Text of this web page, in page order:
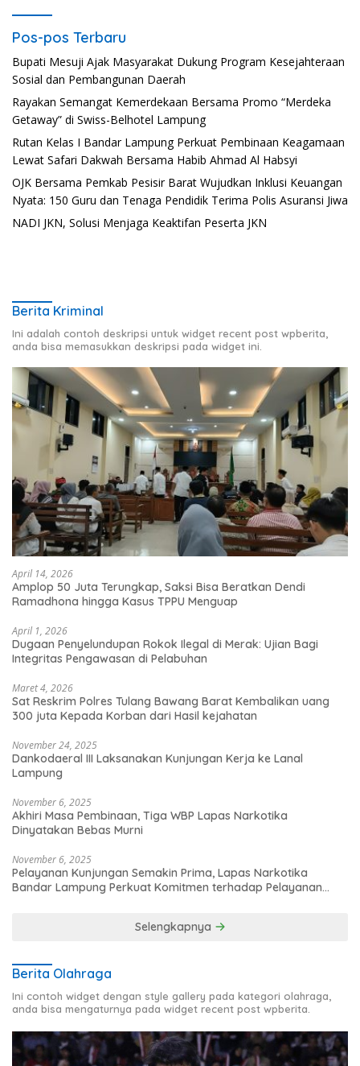
Pos-pos Terbaru
Bupati Mesuji Ajak Masyarakat Dukung Program Kesejahteraan
Sosial dan Pembangunan Daerah
Rayakan Semangat Kemerdekaan Bersama Promo “Merdeka
Getaway” di Swiss-Belhotel Lampung
Rutan Kelas I Bandar Lampung Perkuat Pembinaan Keagamaan
Lewat Safari Dakwah Bersama Habib Ahmad Al Habsyi
OJK Bersama Pemkab Pesisir Barat Wujudkan Inklusi Keuangan
Nyata: 150 Guru dan Tenaga Pendidik Terima Polis Asuransi Jiwa
NADI JKN, Solusi Menjaga Keaktifan Peserta JKN
Berita Kriminal
Ini adalah contoh deskripsi untuk widget recent post wpberita,
anda bisa memasukkan deskripsi pada widget ini.
April 14, 2026
Amplop 50 Juta Terungkap, Saksi Bisa Beratkan Dendi
Ramadhona hingga Kasus TPPU Menguap
April 1, 2026
Dugaan Penyelundupan Rokok Ilegal di Merak: Ujian Bagi
Integritas Pengawasan di Pelabuhan
Maret 4, 2026
Sat Reskrim Polres Tulang Bawang Barat Kembalikan uang
300 juta Kepada Korban dari Hasil kejahatan
November 24, 2025
Dankodaeral III Laksanakan Kunjungan Kerja ke Lanal
Lampung
November 6, 2025
Akhiri Masa Pembinaan, Tiga WBP Lapas Narkotika
Dinyatakan Bebas Murni
November 6, 2025
Pelayanan Kunjungan Semakin Prima, Lapas Narkotika
Bandar Lampung Perkuat Komitmen terhadap Pelayanan
Selengkapnya
Berita Olahraga
Ini contoh widget dengan style gallery pada kategori olahraga,
anda bisa mengaturnya pada widget recent post wpberita.